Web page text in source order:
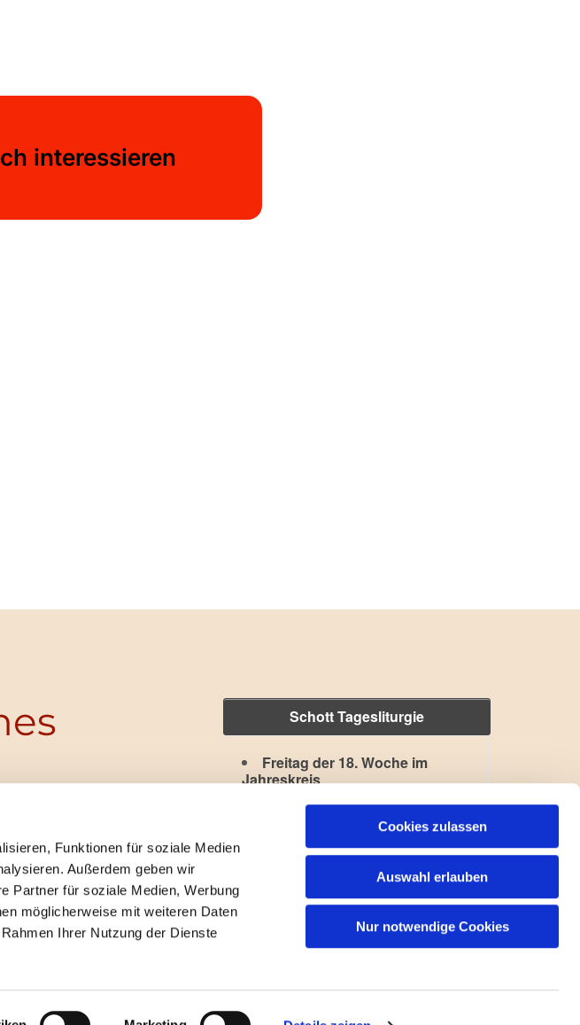
Funktionen für soziale Medien
Außerdem geben wir
Partner für soziale Medien, Werbung
möglicherweise mit weiteren Daten
Ihrer Nutzung der Dienste
Cookies zulassen
Auswahl erlauben
Nur notwendige Cookies
interessieren
Schott Tagesliturgie
Freitag der 18. Woche im
Jahreskreis
Lesejahr: A II, Stb: II. Woche
ChurchDesk-Login